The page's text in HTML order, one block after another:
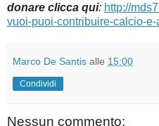
donare clicca qui: http://
vuoi-puoi-contribuire-calcio-e-
Marco De Santis alle 15:00
Condividi
Nessun commento: